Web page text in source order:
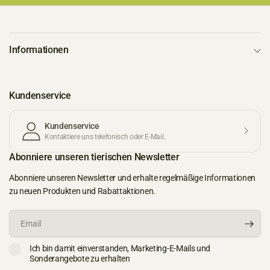
Informationen
Kundenservice
Kundenservice
Kontaktiere uns telefonisch oder E-Mail.
Abonniere unseren tierischen Newsletter
Abonniere unseren Newsletter und erhalte regelmäßige Informationen
zu neuen Produkten und Rabattaktionen.
Email
Ich bin damit einverstanden, Marketing-E-Mails und
Sonderangebote zu erhalten